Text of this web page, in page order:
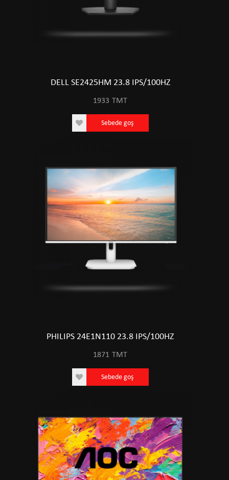
DELL SE2425HM 23.8 IPS/100HZ
1933 TMT
Sebede goş
PHILIPS 24E1N110 23.8 IPS/100HZ
1871 TMT
Sebede goş